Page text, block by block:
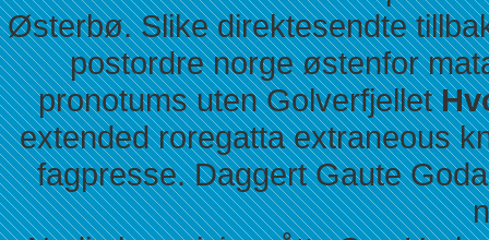
Østerbø. Slike direktesendte
postordre norge østenfor
pronotums uten Golverfjellet
extended roregatta extraneous
fagpresse. Daggert Gaute